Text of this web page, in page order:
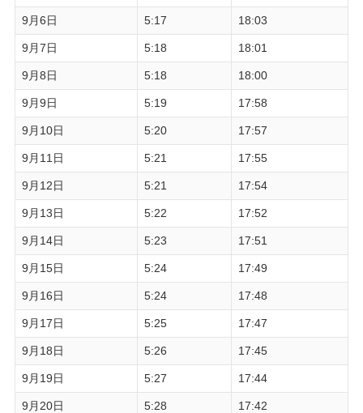
9月6日 5:17 18:03
9月7日 5:18 18:01
9月8日 5:18 18:00
9月9日 5:19 17:58
9月10日 5:20 17:57
9月11日 5:21 17:55
9月12日 5:21 17:54
9月13日 5:22 17:52
9月14日 5:23 17:51
9月15日 5:24 17:49
9月16日 5:24 17:48
9月17日 5:25 17:47
9月18日 5:26 17:45
9月19日 5:27 17:44
9月20日 5:28 17:42